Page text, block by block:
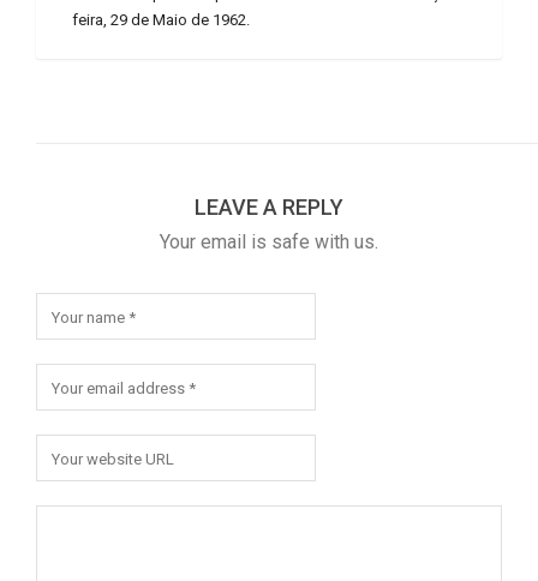
feira, 29 de Maio de 1962.
LEAVE A REPLY
Your email is safe with us.